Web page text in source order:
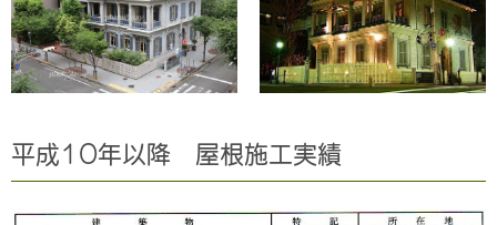
平成10年以降 屋根施工実績